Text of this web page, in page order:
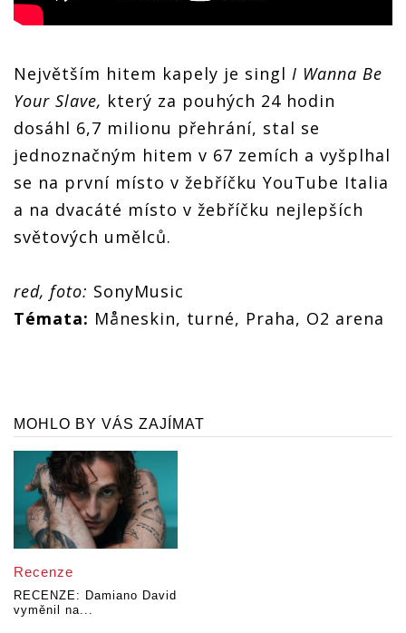
Největším hitem kapely je singl I Wanna Be
Your Slave, který za pouhých 24 hodin
dosáhl 6,7 milionu přehrání, stal se
jednoznačným hitem v 67 zemích a vyšplhal
se na první místo v žebříčku YouTube Italia
a na dvacáté místo v žebříčku nejlepších
světových umělců.
red, foto: SonyMusic
Témata: Måneskin, turné, Praha, O2 arena
MOHLO BY VÁS ZAJÍMAT
Recenze
RECENZE: Damiano David
vyměnil na...